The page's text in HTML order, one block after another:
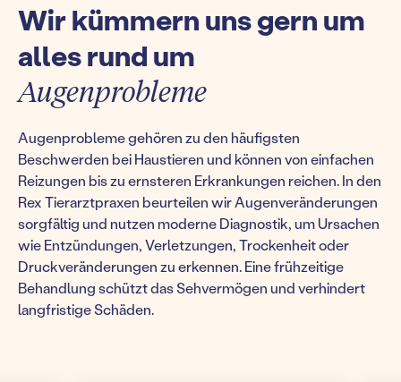
Wir kümmern uns gern um
alles rund um
Augenprobleme
Augenprobleme gehören zu den häufigsten
Beschwerden bei Haustieren und können von einfachen
Reizungen bis zu ernsteren Erkrankungen reichen. In den
Rex Tierarztpraxen beurteilen wir Augenveränderungen
sorgfältig und nutzen moderne Diagnostik, um Ursachen
wie Entzündungen, Verletzungen, Trockenheit oder
Druckveränderungen zu erkennen. Eine frühzeitige
Behandlung schützt das Sehvermögen und verhindert
langfristige Schäden.